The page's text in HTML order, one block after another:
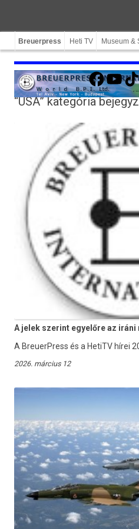
Breuerpress Heti TV Museum &
Facebook
YouTube
“USA”kategória
A jelek szerint egyelőre az
A BreuerPress és a HetiTV hírei
2026. március 12